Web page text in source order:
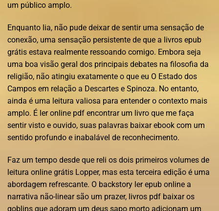
um público amplo.
Enquanto lia, não pude deixar de sentir uma sensação de
conexão, uma sensação persistente de que a livros epub
grátis estava realmente ressoando comigo. Embora seja
uma boa visão geral dos principais debates na filosofia da
religião, não atingiu exatamente o que eu O Estado dos
Campos em relação a Descartes e Spinoza. No entanto,
ainda é uma leitura valiosa para entender o contexto mais
amplo. É ler online pdf encontrar um livro que me faça
sentir visto e ouvido, suas palavras baixar ebook com um
sentido profundo e inabalável de reconhecimento.
Faz um tempo desde que reli os dois primeiros volumes de
leitura online grátis Lopper, mas esta terceira edição é uma
abordagem refrescante. O backstory ler epub online a
narrativa não-linear são um prazer, livros pdf baixar os
goblins que adoram um deus sapo morto adicionam um